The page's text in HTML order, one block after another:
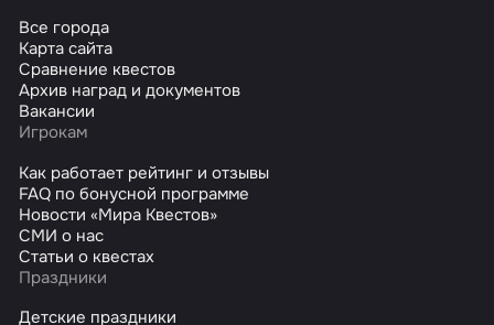
Все города
Карта сайта
Сравнение квестов
Архив наград и документов
Вакансии
Игрокам
Как работает рейтинг и отзывы
FAQ по бонусной программе
Новости «Мира Квестов»
СМИ о нас
Статьи о квестах
Праздники
Детские праздники